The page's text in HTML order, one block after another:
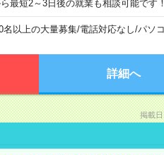
最短2～3日後の就業も相談可能です！
名以上の大量募集/電話対応なし/パソ
詳細へ
掲載